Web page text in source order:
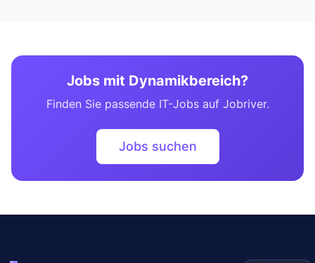
Jobs mit Dynamikbereich?
Finden Sie passende IT-Jobs auf Jobriver.
Jobs suchen